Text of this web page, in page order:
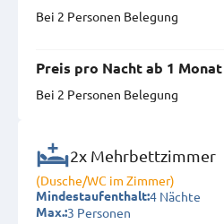
Bei 2 Personen Belegung
Preis pro Nacht ab 1 Monat
Bei 2 Personen Belegung
2x Mehrbettzimmer
(Dusche/WC im Zimmer)
Mindestaufenthalt:4 Nächte
Max.:3 Personen